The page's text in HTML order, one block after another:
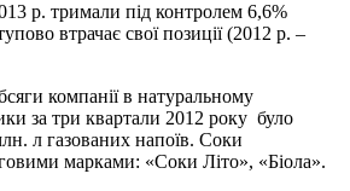
р. тримали під контролем 6,6%
втрачає свої позиції (2012 р. –
компанії в натуральному
за три квартали 2012 року було
л газованих напоїв. Соки
марками: «Соки Літо», «Біола».